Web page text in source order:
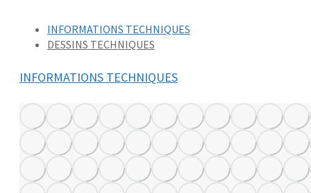
INFORMATIONS TECHNIQUES
DESSINS TECHNIQUES
INFORMATIONS TECHNIQUES